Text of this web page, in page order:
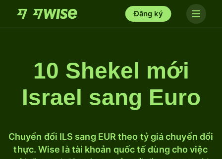
Đăng ký
10 Shekel mới
Israel sang Euro
Chuyển đổi ILS sang EUR theo tỷ giá chuyển đổi
thực. Wise là tài khoản quốc tế dùng cho việc